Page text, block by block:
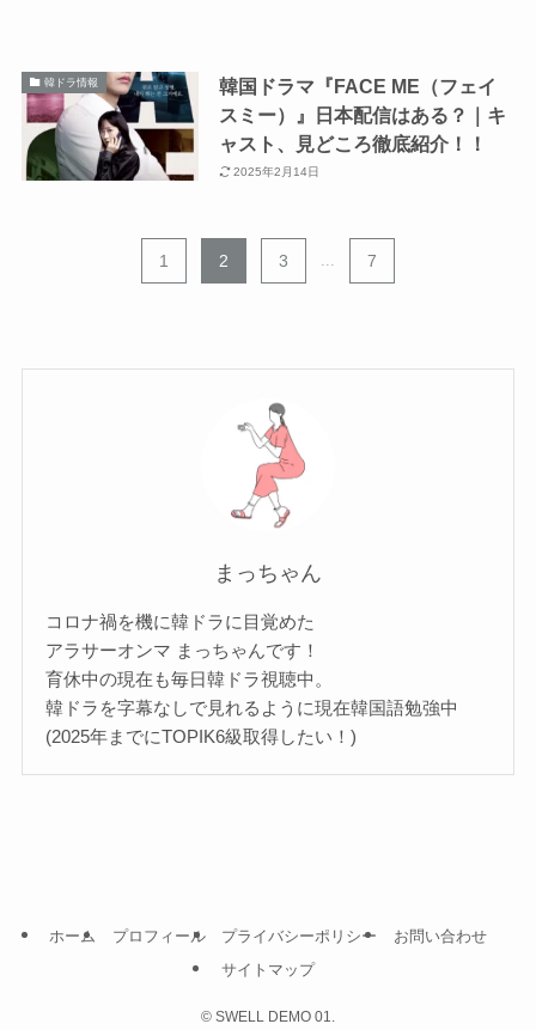
韓ドラ情報
韓国ドラマ『FACE ME（フェイ
スミー）』日本配信はある？｜キ
ャスト、見どころ徹底紹介！！
2025年2月14日
1 2 3 ... 7
まっちゃん
コロナ禍を機に韓ドラに目覚めた
アラサーオンマ まっちゃんです！
育休中の現在も毎日韓ドラ視聴中。
韓ドラを字幕なしで見れるように現在韓国語勉強中
(2025年までにTOPIK6級取得したい！)
ホーム プロフィール プライバシーポリシー
お問い合わせ
サイトマップ
© SWELL DEMO 01.